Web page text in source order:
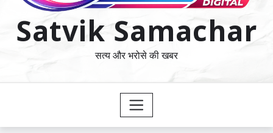
Satvik Samachar
सत्य और भरोसे की खबर